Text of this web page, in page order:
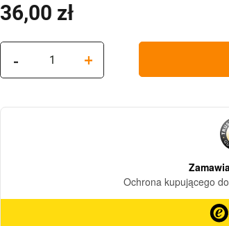
36,00 zł
-
Znicz
+